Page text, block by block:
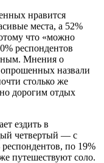
нравится
места, а 52%
что «можно
респондентов
Мнения о
назвали
столько же
дорогим отдых
ездить в
четвертый — с
по 19%
путешествуют соло.